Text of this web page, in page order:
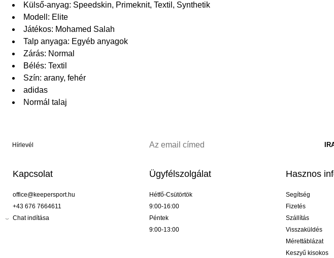
Külső-anyag: Speedskin, Primeknit, Textil, Synthetik
Modell: Elite
Játékos: Mohamed Salah
Talp anyaga: Egyéb anyagok
Zárás: Normal
Bélés: Textil
Szín: arany, fehér
adidas
Normál talaj
Hírlevél
Kapcsolat
office@keepersport.hu
+43 676 7664611
Chat indítása
Ügyfélszolgálat
Hétfő-Csütörtök
9:00-16:00
Péntek
9:00-13:00
Hasznos
Segítség
Fizetés
Szállítás
Visszaküldés
Mérettáblázat
Keszyű kisokos